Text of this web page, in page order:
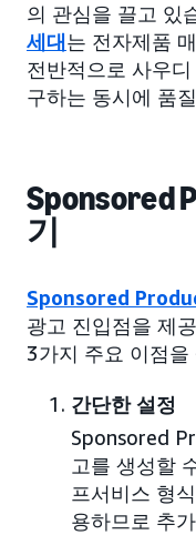
의 관심을 끌고 있
세대는 전자제품
전반적으로 사우
구하는 동시에 품
Sponsored
기
Sponsored
광고 진입점을 제
3가지 주요 이점을
간단한 설정
Sponsored
고를 생성할
프서비스 형
용하므로 추